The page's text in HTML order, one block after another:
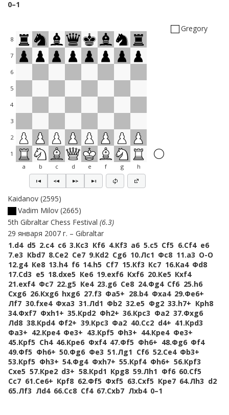
0–1
8
7
6
5
4
3
2
1
a
b c d e f g h
Gregory
Kaidanov 2595
Vadim Milov 2665
5th Gibraltar Chess Festival 6.3
29 января 2007 г.
Gibraltar
1.d4 d5 2.c4 c6 3.Кc3 Кf6 4.Кf3 a6 5.c5 Сf5 6.Сf4 e6
7.e3 Кbd7 8.Сe2 Сe7 9.Кd2 Сg6 10.Лc1 Фc8 11.a3 O-O
12.g4 Кe8 13.h4 f6 14.h5 Сf7 15.Кf3 Кc7 16.Кa4 Фd8
17.Сd3 e5 18.dxe5 Кe6 19.exf6 Кxf6 20.Кe5 Кxf4
21.exf4 Фc7 22.g5 Кe4 23.g6 Сe8 24.Фg4 Сf6 25.h6
Сxg6 26.Кxg6 hxg6 27.f3 Фa5+ 28.b4 Фxa4 29.Фe6+
Лf7 30.fxe4 Фxa3 31.Лd1 Фb2 32.e5 Фg2 33.h7+ Крh8
34.Фxf7 Фxh1+ 35.Крd2 Фh2+ 36.Крc3 Фa2 37.Фxg6
Лd8 38.Крd4 Фf2+ 39.Крc3 Фa2 40.Сc2 d4+ 41.Крd3
Фa3+ 42.Крe4 Фe3+ 43.Крf5 Фh3+ 44.Крe4 Фe3+
45.Крf5 Сh4 46.Крe6 Фxf4 47.Фf5 Фh6+ 48.Фg6 Фf4
49.Фf5 Фh6+ 50.Фg6 Фe3 51.Лg1 Сf6 52.Сe4 Фb3+
53.Крf5 Фh3+ 54.Фg4 Фxh7+ 55.Крf4 Фh6+ 56.Крf3
Сxe5 57.Крe2 d3+ 58.Крd1 Крg8 59.Лh1 Фf6 60.Сf5
Сc7 61.Сe6+ Крf8 62.Фf5 Фxf5 63.Сxf5 Крe7 64.Лh3 d2
65.Лf3 Лd4 66.Сc8 Сf4 67.Сxb7 Лxb4 0–1